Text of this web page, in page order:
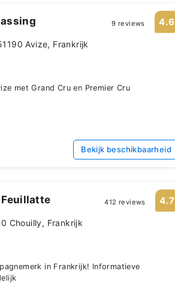
9 reviews 4.6
Avize, Frankrijk
met Grand Cru en Premier Cru
Bekijk beschikbaarheid
412 reviews 4.7
Chouilly, Frankrijk
in Frankrijk! Informatieve